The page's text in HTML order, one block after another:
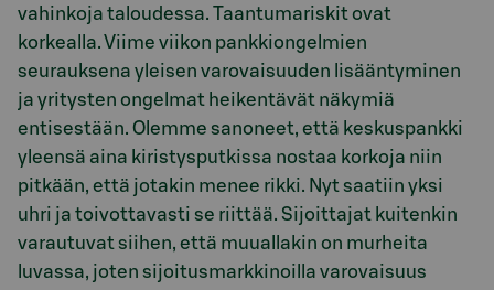
vahinkoja taloudessa. Taantumariskit ovat
korkealla. Viime viikon pankkiongelmien
seurauksena yleisen varovaisuuden lisääntyminen
ja yritysten ongelmat heikentävät näkymiä
entisestään. Olemme sanoneet, että keskuspankki
yleensä aina kiristysputkissa nostaa korkoja niin
pitkään, että jotakin menee rikki. Nyt saatiin yksi
uhri ja toivottavasti se riittää. Sijoittajat kuitenkin
varautuvat siihen, että muuallakin on murheita
luvassa, joten sijoitusmarkkinoilla varovaisuus